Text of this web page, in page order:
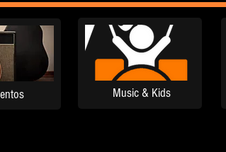
Music & Kids